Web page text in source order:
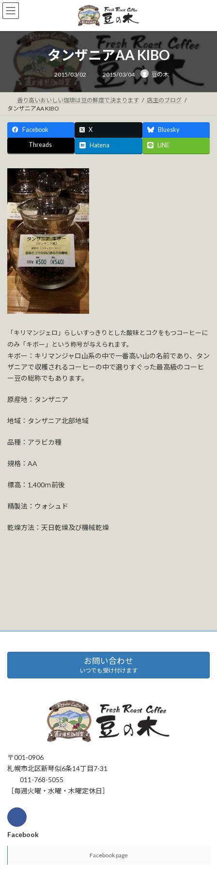
コ
ン
ン
プ
ナ
ビ
ー
動
タンザニアAA KIBO
2015/03/02
最
終
更
新
日
時
:
2015/03/04 豆の木
香り高いおいしい珈琲は豆の鮮度で決まります
店主のブログ
タンザニアAA KIBO
Facebook X Bluesky
Threads Hatena LINE
「キリマンジェロ」らしいすっきりとした酸味とコクをもつコーヒーに
のみ「キボー」という称号が与えられます。
キボー：キリマンジャロ山系の中で一番高い山の名前であり、タン
ザニアで収穫されるコーヒーの中で選りすぐった最高級のコーヒ
ー豆の総称でもあります。
原産地：タンザニア
地域：タンザニア北部地域
品種：アラビカ種
規格：AA
標高：1,400ｍ前後
精製法：ウォシュド
乾燥方法：天日乾燥及び機械乾燥
お問い合わせ
いつでも受け付けます
〒001-0906
札幌市北区新琴似6条14丁目7-31
011-768-5055
［毎週火曜・水曜・木曜定休日］
Facebook
Facebook page